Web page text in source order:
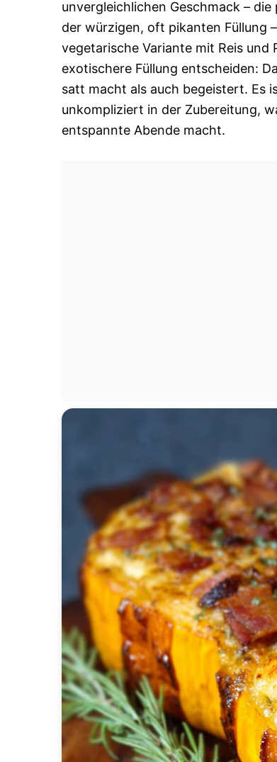
unvergleichlichen Geschmack –
der würzigen, oft pikanten Füllung
vegetarische Variante mit Reis
exotischere Füllung entscheiden:
satt macht als auch begeistert. Es
unkompliziert in der Zubereitung,
entspannte Abende macht.